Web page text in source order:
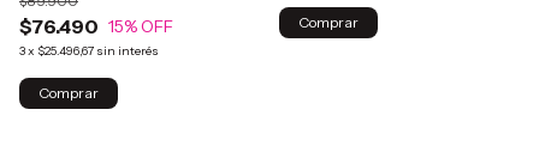
$76.490 15% OFF
3x $25.496,67 sin interés